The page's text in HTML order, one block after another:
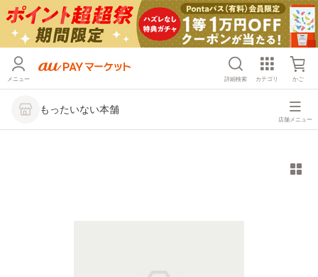
メニュー 詳細検索 カテゴリ かご
もったいない本舗
店舗メニュー